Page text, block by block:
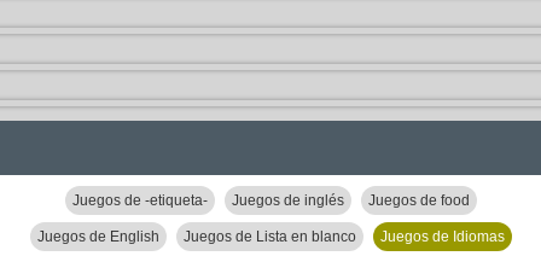
Juegos de -etiqueta- Juegos de inglés Juegos de food
Juegos de English Juegos de Lista en blanco Juegos de Idiomas